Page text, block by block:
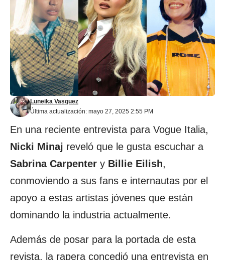
Última actualización: mayo 27, 2025 2:55 PM
Luneika Vasquez
En una reciente entrevista para Vogue Italia,
Nicki Minaj reveló que le gusta escuchar a
Sabrina Carpenter y Billie Eilish,
conmoviendo a sus fans e internautas por el
apoyo a estas artistas jóvenes que están
dominando la industria actualmente.
Además de posar para la portada de esta
revista, la rapera concedió una entrevista en